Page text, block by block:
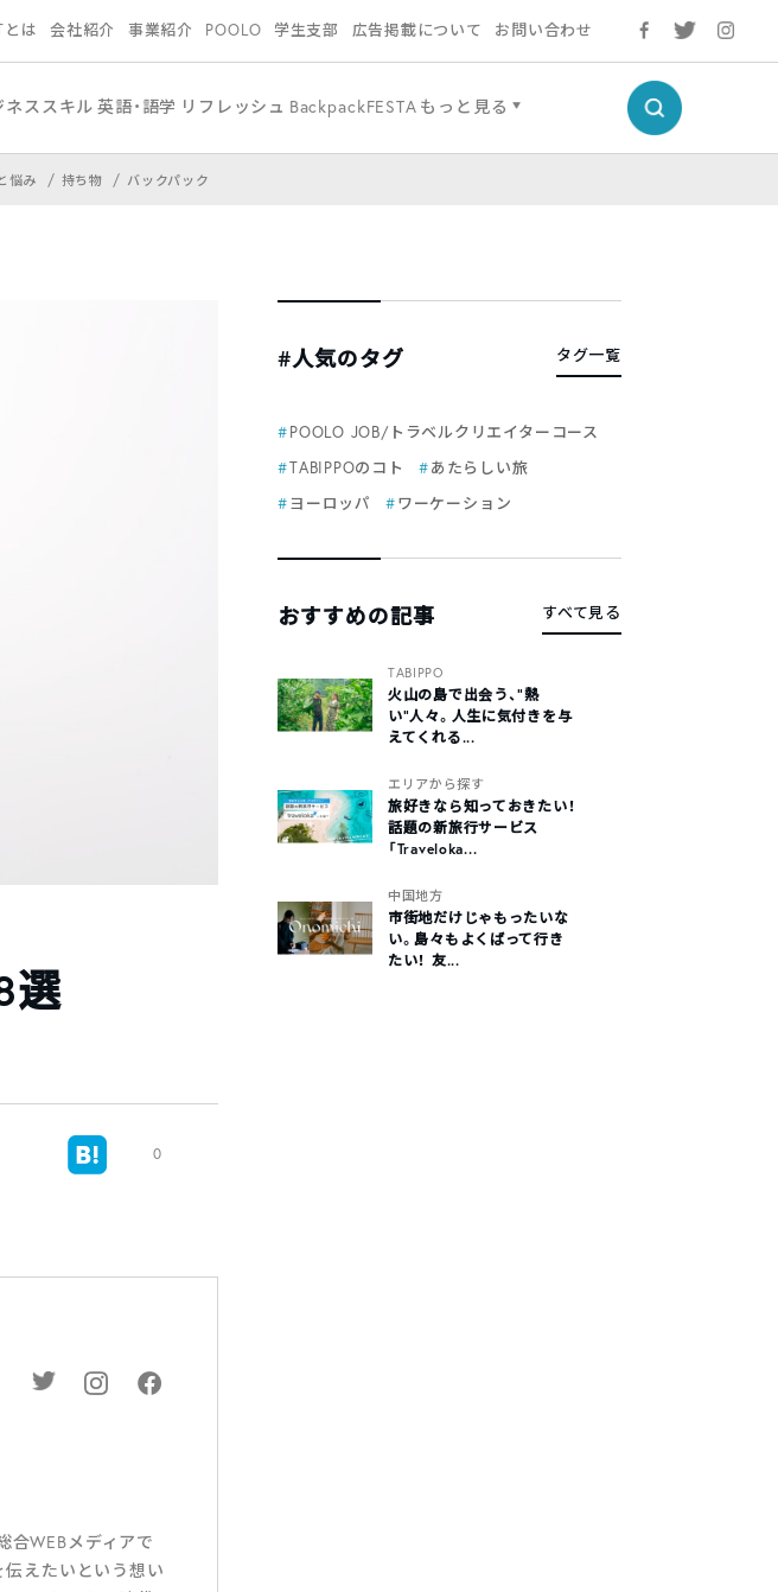
とは 会社紹介 事業紹介 POOLO 学生支部 広告掲載について お問い合わせ
ネススキル 英語・語学 リフレッシュ BackpackFESTA もっと見る
悩み 持ち物 バックパック
選
0
合WEBメディアで
えたいという想い
#人気のタグ タグ一覧
POOLO JOB/トラベルクリエイターコース
TABIPPOのコト
あたらしい旅
ヨーロッパ
ワーケーション
おすすめの記事 すべて見る
TABIPPO
火山の島で出会う、“熱
い“人々。人生に気付きを与
えてくれる...
エリアから探す
旅好きなら知っておきたい！
話題の新旅行サービス
「Traveloka...
中国地方
市街地だけじゃもったいな
い。島々もよくばって行き
たい！ 友...